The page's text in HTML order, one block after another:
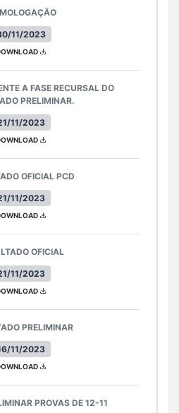
11/2023
11/2023
A FASE RECURSAL DO
PRELIMINAR.
11/2023
OFICIAL PCD
11/2023
OFICIAL
11/2023
PRELIMINAR
PROVAS DE 12-11